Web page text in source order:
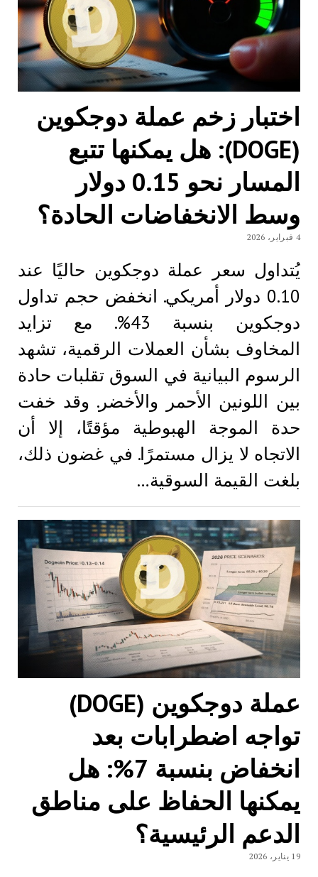
اختبار زخم عملة دوجكوين
(DOGE): هل يمكنها تتبع
المسار نحو 0.15 دولار
وسط الانخفاضات الحادة؟
4 فبراير، 2026
يُتداول سعر عملة دوجكوين حاليًا عند
0.10 دولار أمريكي. انخفض حجم تداول
دوجكوين بنسبة 43%. مع تزايد
المخاوف بشأن العملات الرقمية، تشهد
الرسوم البيانية في السوق تقلبات حادة
بين اللونين الأحمر والأخضر. وقد خفت
حدة الموجة الهبوطية مؤقتًا، إلا أن
الاتجاه لا يزال مستمرًا. في غضون ذلك،
بلغت القيمة السوقية…
عملة دوجكوين (DOGE)
تواجه اضطرابات بعد
انخفاض بنسبة 7%: هل
يمكنها الحفاظ على مناطق
الدعم الرئيسية؟
19 يناير، 2026